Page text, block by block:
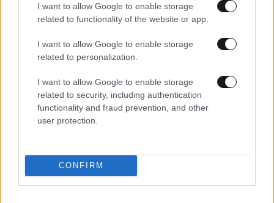
I want to allow Google to enable storage
related to functionality of the website or app.
I want to allow Google to enable storage
related to personalization.
I want to allow Google to enable storage
related to security, including authentication
functionality and fraud prevention, and other
user protection.
CONFIRM
LIFESTYLE10·08·2026 09:40
Ιωάννα Τούνη: Η ξεχωριστή έκπληξη για τα 33α
γενέθλιά της στις Μαλδίβες με τον σύντροφο